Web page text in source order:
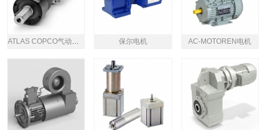
保尔电机 AC-MOTOREN电机